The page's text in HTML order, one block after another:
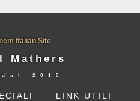
Italian Site
Mathers
dal 2010
LINK UTILI